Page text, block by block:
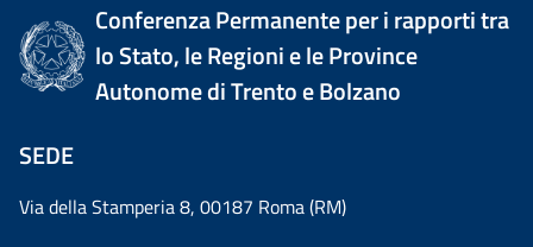
Conferenza Permanente per i rapporti tra
lo Stato, le Regioni e le Province
Autonome di Trento e Bolzano
SEDE
Via della Stamperia 8, 00187 Roma (RM)